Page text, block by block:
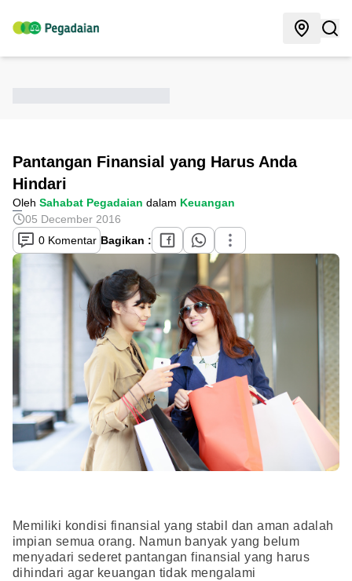
Pantangan Finansial yang Harus Anda
Hindari
Oleh Sahabat Pegadaian dalam Keuangan
05 December 2016
0 Komentar Bagikan :
Memiliki kondisi finansial yang stabil dan aman adalah
impian semua orang. Namun banyak yang belum
menyadari sederet pantangan finansial yang harus
dihindari agar keuangan tidak mengalami